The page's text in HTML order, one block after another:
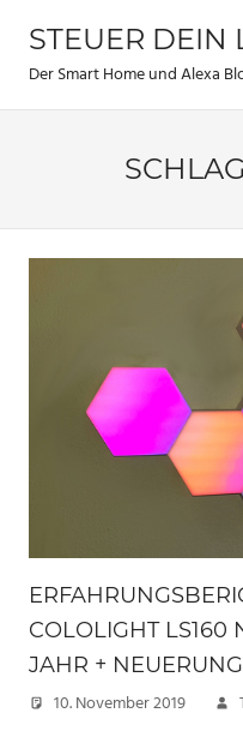
Inhalt
springen
STEUER DEIN
Der Smart Home und Alexa
COLOLIGHT LS160
JAHR +
10. November 2019